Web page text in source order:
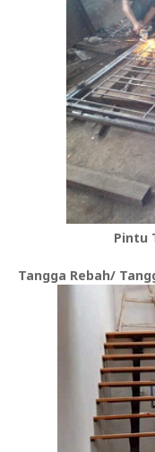
Pintu
Tangga Rebah/